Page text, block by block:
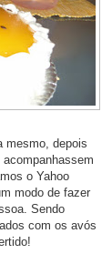
mesmo, depois
o Yahoo
modo de fazer
Sendo
com os avós